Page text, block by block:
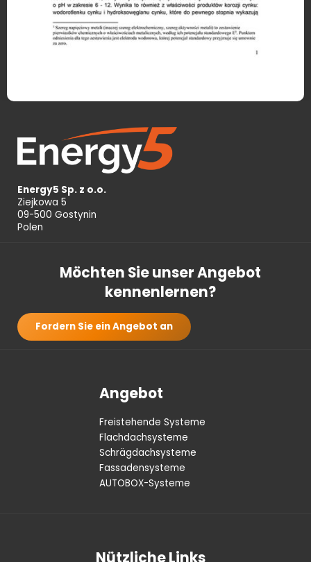
Energy5 Sp. z o.o.
Ziejkowa 5
09-500 Gostynin
Polen
Möchten Sie unser Angebot
kennenlernen?
Fordern Sie ein Angebot an
Angebot
Freistehende Systeme
Flachdachsysteme
Schrägdachsysteme
Fassadensysteme
AUTOBOX-Systeme
Nützliche Links